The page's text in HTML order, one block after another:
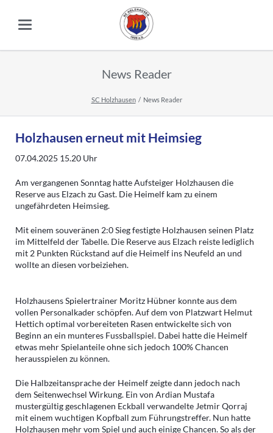
News Reader
SC Holzhausen News Reader
Holzhausen erneut mit Heimsieg
07.04.2025 15.20Uhr
Am vergangenen Sonntag hatte Aufsteiger Holzhausen die
Reserve aus Elzach zu Gast. Die Heimelf kam zu einem
ungefährdeten Heimsieg.
Mit einem souveränen 2:0 Sieg festigte Holzhausen seinen Platz
im Mittelfeld der Tabelle. Die Reserve aus Elzach reiste lediglich
mit 2 Punkten Rückstand auf die Heimelf ins Neufeld an und
wollte an diesen vorbeiziehen.
Holzhausens Spielertrainer Moritz Hübner konnte aus dem
vollen Personalkader schöpfen. Auf dem von Platzwart Helmut
Hettich optimal vorbereiteten Rasen entwickelte sich von
Beginn an ein munteres Fussballspiel. Dabei hatte die Heimelf
etwas mehr Spielanteile ohne sich jedoch 100% Chancen
herausspielen zu können.
Die Halbzeitansprache der Heimelf zeigte dann jedoch nach
dem Seitenwechsel Wirkung. Ein von Ardian Mustafa
mustergültig geschlagenen Eckball verwandelte Jetmir Qorraj
mit einem wuchtigen Kopfball zum Führungstreffer. Nun hatte
Holzhausen mehr vom Spiel und auch einige Chancen. So als der